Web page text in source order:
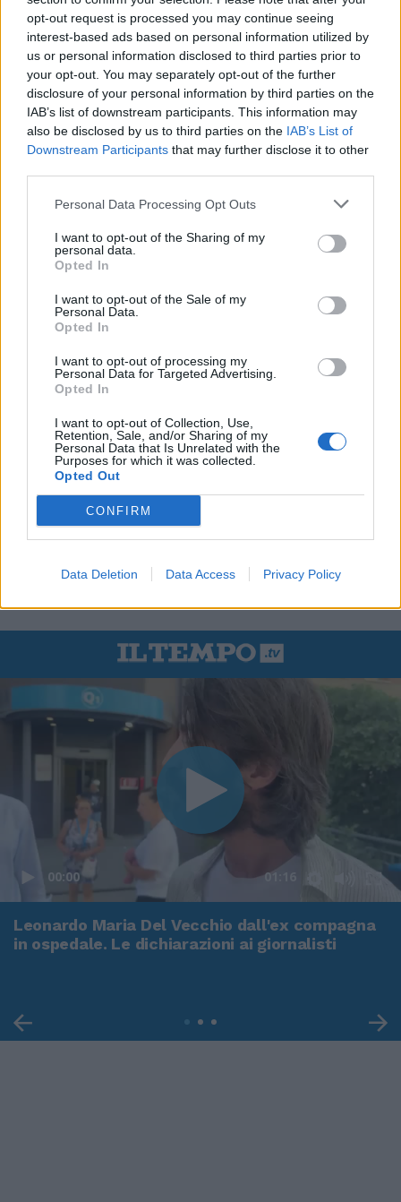
opt-out request is processed you may continue seeing
interest-based ads based on personal information utilized by
us or personal information disclosed to third parties prior to
your opt-out. You may separately opt-out of the further
disclosure of your personal information by third parties on the
IAB’s list of downstream participants. This information may
also be disclosed by us to third parties on the IAB’s List of
Downstream Participants that may further disclose it to other
Personal Data Processing Opt Outs
I want to opt-out of the Sharing of my
personal data.
Opted In
I want to opt-out of the Sale of my
Personal Data.
Opted In
I want to opt-out of processing my
Personal Data for Targeted Advertising.
Opted In
I want to opt-out of Collection, Use,
Retention, Sale, and/or Sharing of my
Personal Data that Is Unrelated with the
Purposes for which it was collected.
Opted Out
CONFIRM
Data Deletion Data Access Privacy Policy
00:00 01:16
Leonardo Maria Del Vecchio dall'ex compagna
in ospedale. Le dichiarazioni ai giornalisti